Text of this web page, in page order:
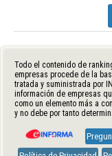
Todo el contenido de
empresas procede de la
tratada y suministrada por
información de empresas
como un elemento más a
y no debe por tanto